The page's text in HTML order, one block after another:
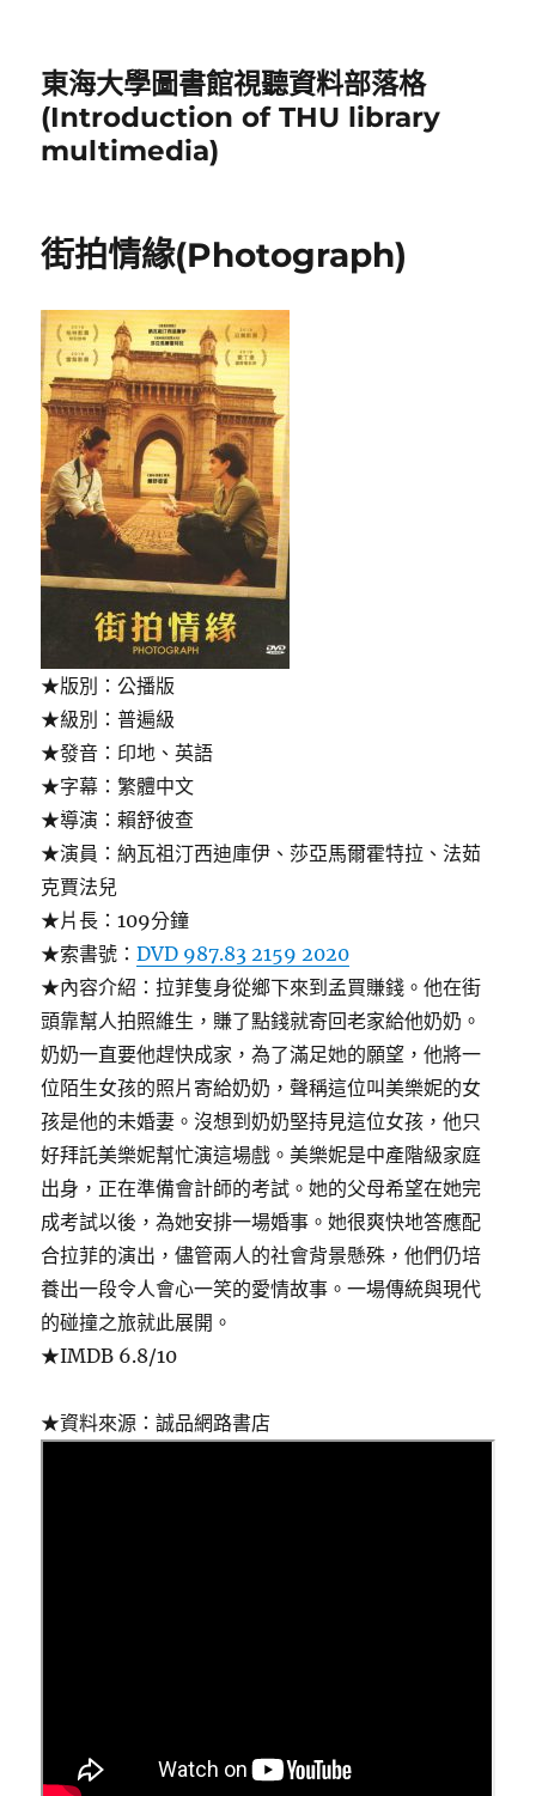
東海大學圖書館視聽資料部落格
(Introduction of THU library
multimedia)
街拍情緣(Photograph)
★版別：公播版
★級別：普遍級
★發音：印地、英語
★字幕：繁體中文
★導演：賴舒彼查
★演員：納瓦祖汀西迪庫伊、莎亞馬爾霍特拉、法茹
克賈法兒
★片長：109分鐘
★索書號：DVD 987.83 2159 2020
★內容介紹：拉菲隻身從鄉下來到孟買賺錢。他在街
頭靠幫人拍照維生，賺了點錢就寄回老家給他奶奶。
奶奶一直要他趕快成家，為了滿足她的願望，他將一
位陌生女孩的照片寄給奶奶，聲稱這位叫美樂妮的女
孩是他的未婚妻。沒想到奶奶堅持見這位女孩，他只
好拜託美樂妮幫忙演這場戲。美樂妮是中產階級家庭
出身，正在準備會計師的考試。她的父母希望在她完
成考試以後，為她安排一場婚事。她很爽快地答應配
合拉菲的演出，儘管兩人的社會背景懸殊，他們仍培
養出一段令人會心一笑的愛情故事。一場傳統與現代
的碰撞之旅就此展開。
★IMDB 6.8/10
★資料來源：誠品網路書店